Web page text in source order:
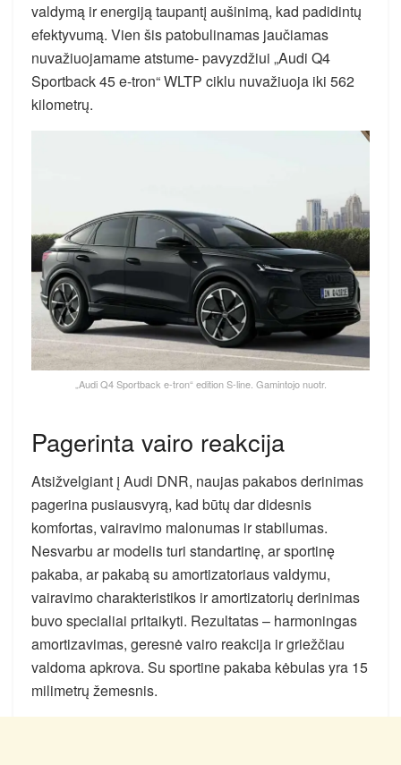
valdymą ir energiją taupantį aušinimą, kad padidintų
efektyvumą. Vien šis patobulinamas jaučiamas
nuvažiuojamame atstume- pavyzdžiui „Audi Q4
Sportback 45 e-tron“ WLTP ciklu nuvažiuoja iki 562
kilometrų.
„Audi Q4 Sportback e-tron“ edition S-line. Gamintojo nuotr.
Pagerinta vairo reakcija
Atsižvelgiant į Audi DNR, naujas pakabos derinimas
pagerina pusiausvyrą, kad būtų dar didesnis
komfortas, vairavimo malonumas ir stabilumas.
Nesvarbu ar modelis turi standartinę, ar sportinę
pakaba, ar pakabą su amortizatoriaus valdymu,
vairavimo charakteristikos ir amortizatorių derinimas
buvo specialiai pritaikyti. Rezultatas – harmoningas
amortizavimas, geresnė vairo reakcija ir griežčiau
valdoma apkrova. Su sportine pakaba kėbulas yra 15
milimetrų žemesnis.